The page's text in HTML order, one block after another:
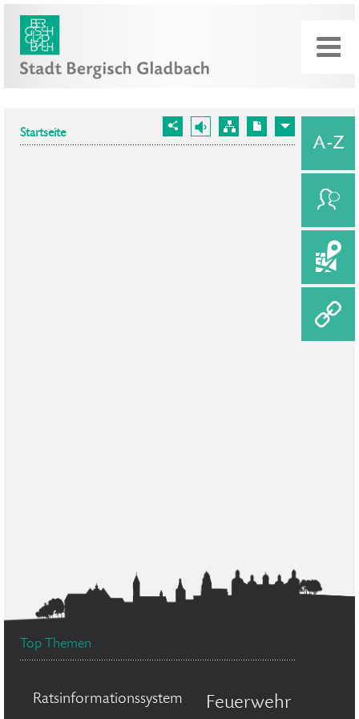
Startseite
Top Themen
Ratsinformationssystem Feuerwehr